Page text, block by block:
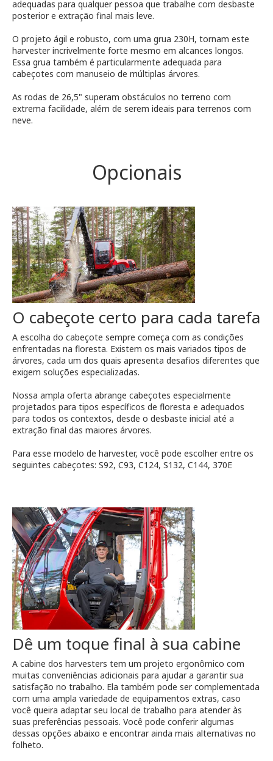
adequadas para qualquer pessoa que trabalhe com desbaste
posterior e extração final mais leve.
O projeto ágil e robusto, com uma grua 230H, tornam este
harvester incrivelmente forte mesmo em alcances longos.
Essa grua também é particularmente adequada para
cabeçotes com manuseio de múltiplas árvores.
As rodas de 26,5" superam obstáculos no terreno com
extrema facilidade, além de serem ideais para terrenos com
neve.
Opcionais
O cabeçote certo para cada tarefa
A escolha do cabeçote sempre começa com as condições
enfrentadas na floresta. Existem os mais variados tipos de
árvores, cada um dos quais apresenta desafios diferentes que
exigem soluções especializadas.
Nossa ampla oferta abrange cabeçotes especialmente
projetados para tipos específicos de floresta e adequados
para todos os contextos, desde o desbaste inicial até a
extração final das maiores árvores.
Para esse modelo de harvester, você pode escolher entre os
seguintes cabeçotes: S92, C93, C124, S132, C144, 370E
Dê um toque final à sua cabine
A cabine dos harvesters tem um projeto ergonômico com
muitas conveniências adicionais para ajudar a garantir sua
satisfação no trabalho. Ela também pode ser complementada
com uma ampla variedade de equipamentos extras, caso
você queira adaptar seu local de trabalho para atender às
suas preferências pessoais. Você pode conferir algumas
dessas opções abaixo e encontrar ainda mais alternativas no
folheto.